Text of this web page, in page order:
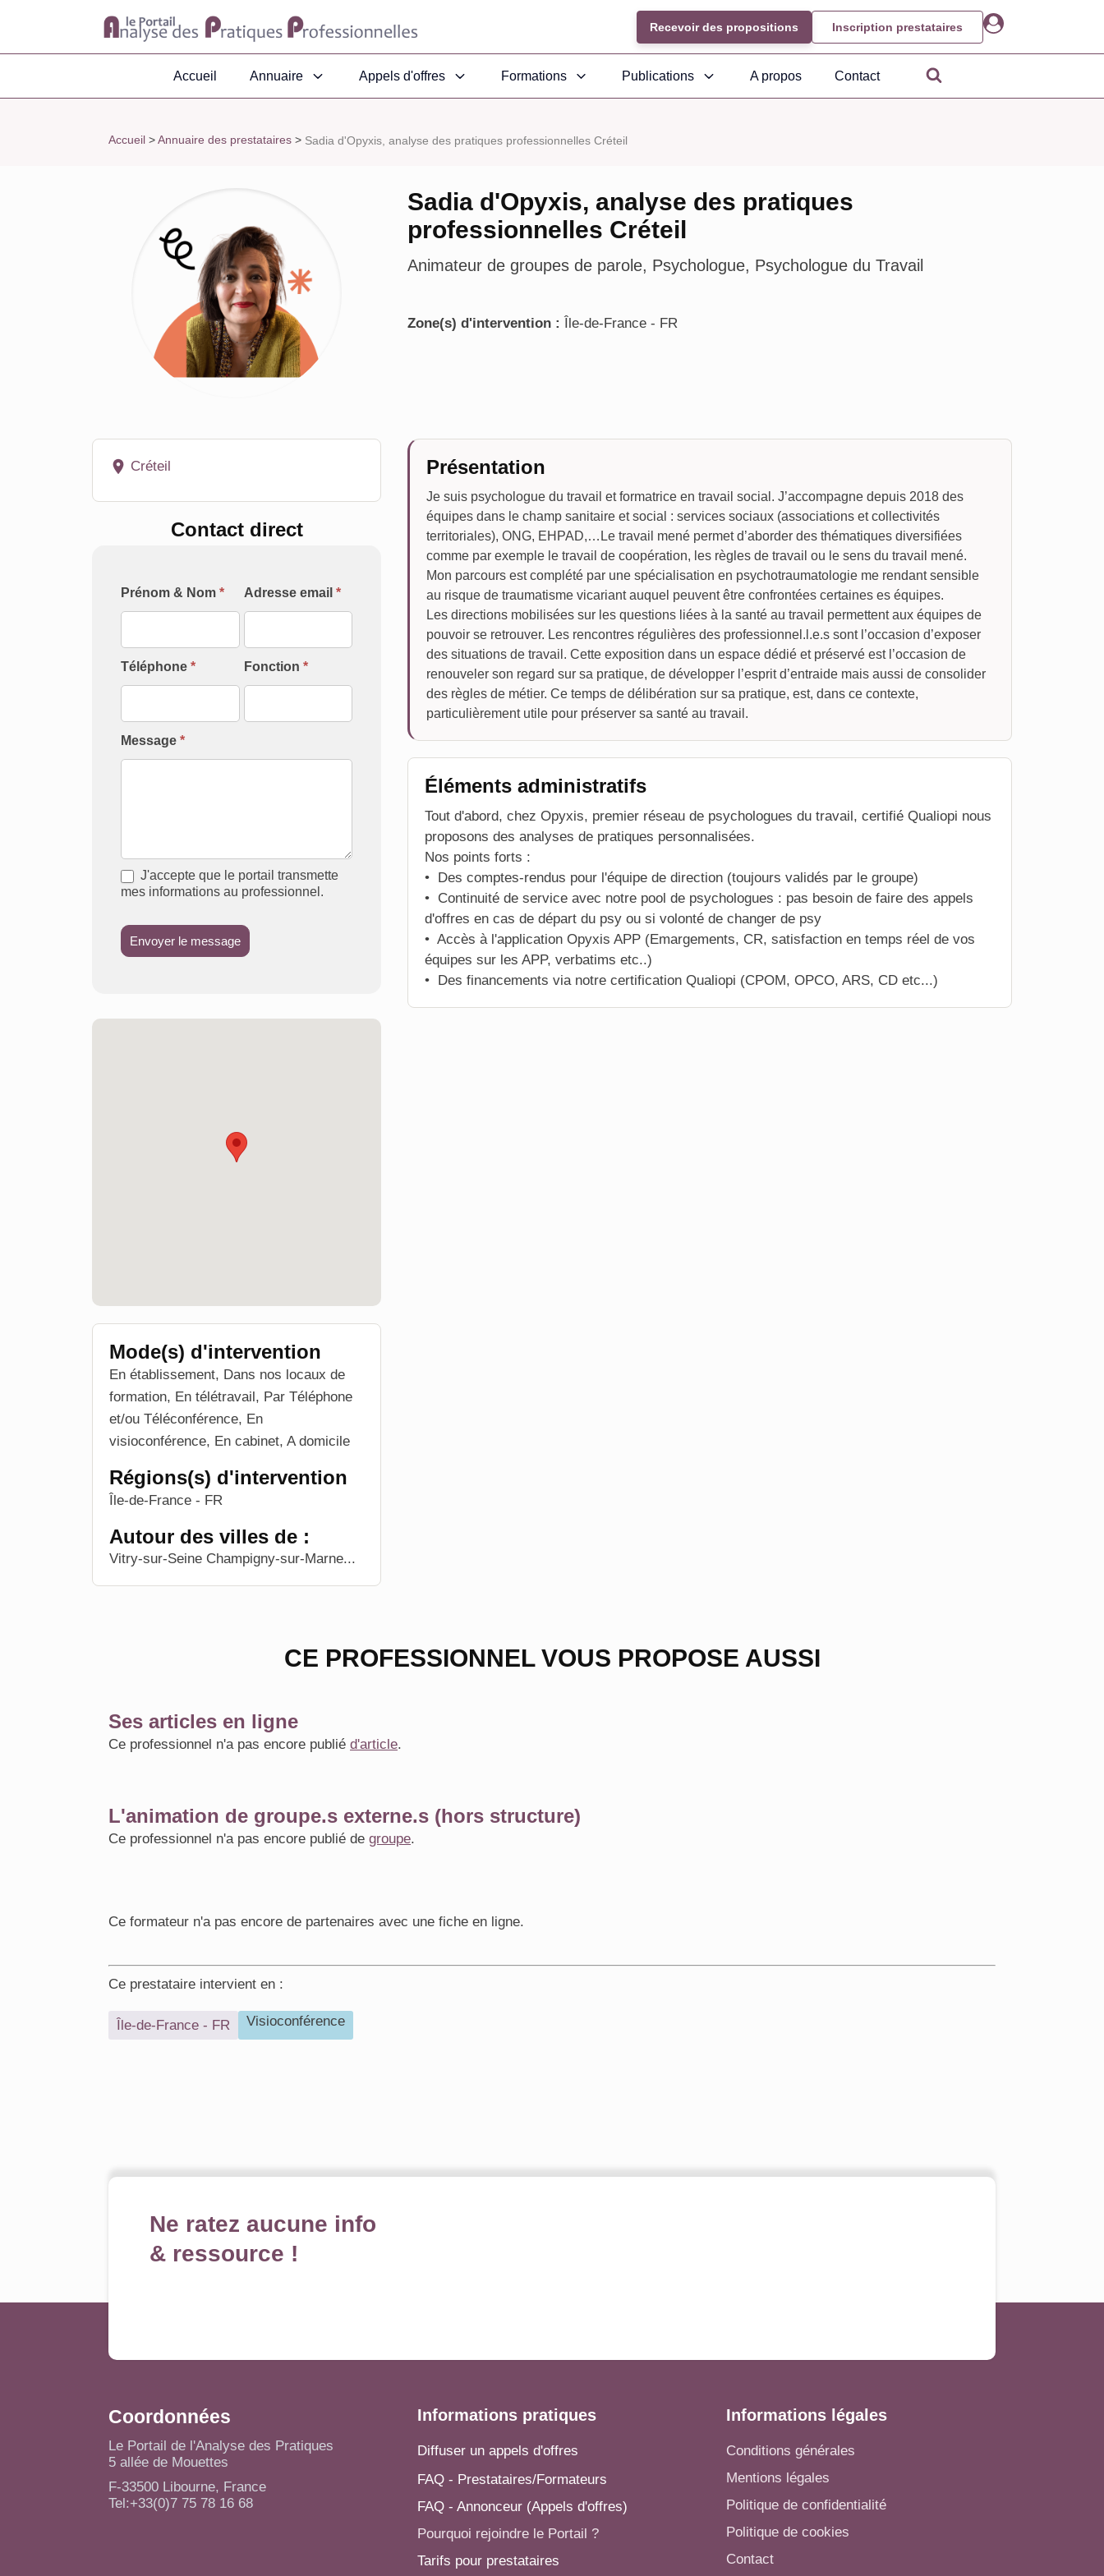
Recevoir des propositions Inscription prestataires
Accueil Annuaire Appels d'offres Formations Publications A propos Contact
Accueil >Annuaire des prestataires > Sadia d'Opyxis, analyse des pratiques professionnelles Créteil
Sadia d'Opyxis, analyse des pratiques
professionnelles Créteil
Animateur de groupes de parole, Psychologue, Psychologue du Travail
Zone(s) d'intervention : Île-de-France - FR
Créteil
Contact direct
Formulaire
[Contact
Prénom & Nom * Adresse email*
Téléphone * Fonction*
Message *
J'accepte que le portail transmette
mes informations au professionnel.
Envoyer le message
Mode(s) d'intervention
En établissement, Dans nos locaux de
formation, En télétravail, Par Téléphone
et/ou Téléconférence, En
visioconférence, En cabinet, A domicile
Régions(s) d'intervention
Île-de-France - FR
Autour des villes de :
Vitry-sur-Seine Champigny-sur-Marne...
Présentation
Je suis psychologue du travail et formatrice en travail social. J’accompagne depuis 2018 des
équipes dans le champ sanitaire et social : services sociaux (associations et collectivités
territoriales), ONG, EHPAD,…Le travail mené permet d’aborder des thématiques diversifiées
comme par exemple le travail de coopération, les règles de travail ou le sens du travail mené.
Mon parcours est complété par une spécialisation en psychotraumatologie me rendant sensible
au risque de traumatisme vicariant auquel peuvent être confrontées certaines es équipes.
Les directions mobilisées sur les questions liées à la santé au travail permettent aux équipes de
pouvoir se retrouver. Les rencontres régulières des professionnel.l.e.s sont l’occasion d’exposer
des situations de travail. Cette exposition dans un espace dédié et préservé est l’occasion de
renouveler son regard sur sa pratique, de développer l’esprit d’entraide mais aussi de consolider
des règles de métier. Ce temps de délibération sur sa pratique, est, dans ce contexte,
particulièrement utile pour préserver sa santé au travail.
Éléments administratifs
Tout d'abord, chez Opyxis, premier réseau de psychologues du travail, certifié Qualiopi nous
proposons des analyses de pratiques personnalisées.
Nos points forts :
•⁠ ⁠Des comptes-rendus pour l'équipe de direction (toujours validés par le groupe)
•⁠ ⁠Continuité de service avec notre pool de psychologues : pas besoin de faire des appels
d'offres en cas de départ du psy ou si volonté de changer de psy
•⁠ ⁠Accès à l'application Opyxis APP (Emargements, CR, satisfaction en temps réel de vos
équipes sur les APP, verbatims etc..)
•⁠ ⁠Des financements via notre certification Qualiopi (CPOM, OPCO, ARS, CD etc...)
CE PROFESSIONNEL VOUS PROPOSE AUSSI
Ses articles en ligne
Ce professionnel n'a pas encore publié d'article.
L'animation de groupe.s externe.s (hors structure)
Ce professionnel n'a pas encore publié de groupe.
Ce formateur n'a pas encore de partenaires avec une fiche en ligne.
Ce prestataire intervient en :
Île-de-France - FR Visioconférence
Ne ratez aucune info
& ressource !
Coordonnées
Le Portail de l'Analyse des Pratiques
5 allée de Mouettes
F-33500 Libourne, France
Tel:+33(0)7 75 78 16 68
Informations pratiques
Diffuser un appels d'offres
FAQ - Prestataires/Formateurs
FAQ - Annonceur (Appels d'offres)
Pourquoi rejoindre le Portail ?
Tarifs pour prestataires
Informations légales
Conditions générales
Mentions légales
Politique de confidentialité
Politique de cookies
Contact